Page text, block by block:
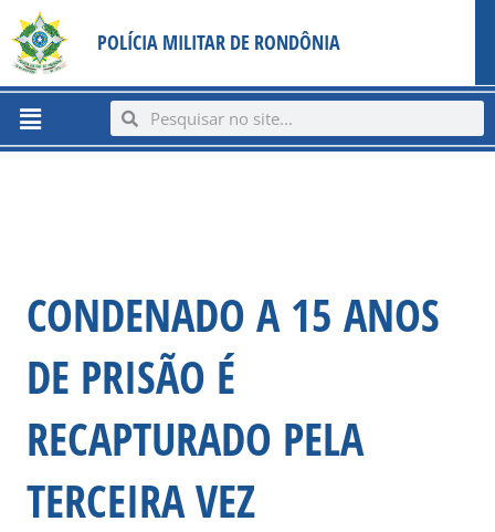
content
para
conteúdo
POLÍCIA MILITAR DE RONDÔNIA
Menu SearchSearch
CONDENADO A 15 ANOS
DE PRISÃO É
RECAPTURADO PELA
TERCEIRA VEZ